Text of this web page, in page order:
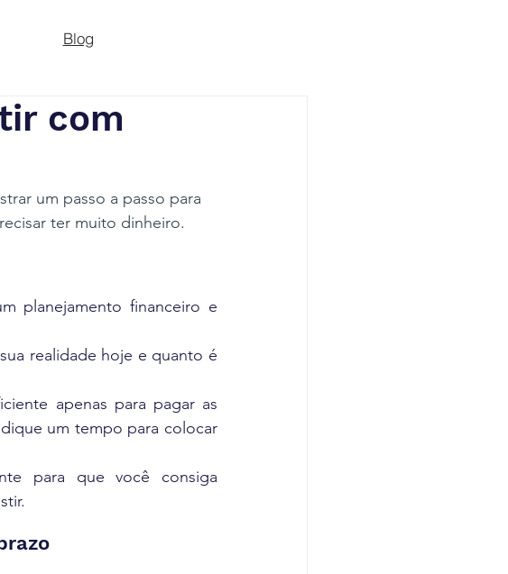
Blog
com
um passo a passo para
ter muito dinheiro.
planejamento financeiro e
realidade hoje e quanto é
apenas para pagar as
um tempo para colocar
para que você consiga